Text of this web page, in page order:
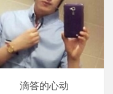
滴答的心动